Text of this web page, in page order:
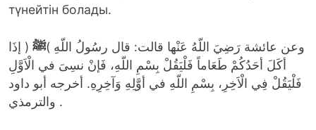
түнейтін болады.
وعن عائشة رَضِيَ اللّهُ عَنْها قالت: قال رسُولُ اللّهِ )ﷺ ( إذَا
أكَلَ أحَدُكُمْ طَعَاماً فَلْيَقُلْ بِسْمِ اللّهِ، فَإنْ نسِىَ في الْاَوَّلِ
فَلْيَقُلْ فِي الْاَخِرِ، بِسْمِ اللّهِ في أوَّلِهِ وَآخِرِهِ. أخرجه أبو داود
والترمذي .